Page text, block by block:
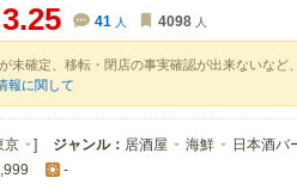
3.25 41 人 4098 人
未確定、移転・閉店の事実確認が出来ないな
報に関して
京 ] ジャンル： 居酒屋 海鮮 日本酒バ
-